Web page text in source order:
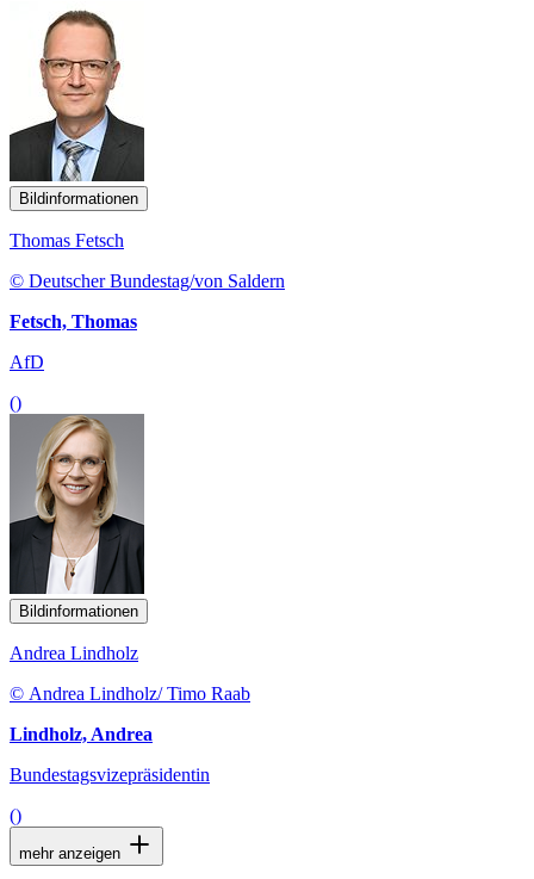
Bildinformationen
Thomas Fetsch
© Deutscher Bundestag/von Saldern
Fetsch, Thomas
AfD
()
Bildinformationen
Andrea Lindholz
© Andrea Lindholz/ Timo Raab
Lindholz, Andrea
Bundestagsvizepräsidentin
()
mehr anzeigen